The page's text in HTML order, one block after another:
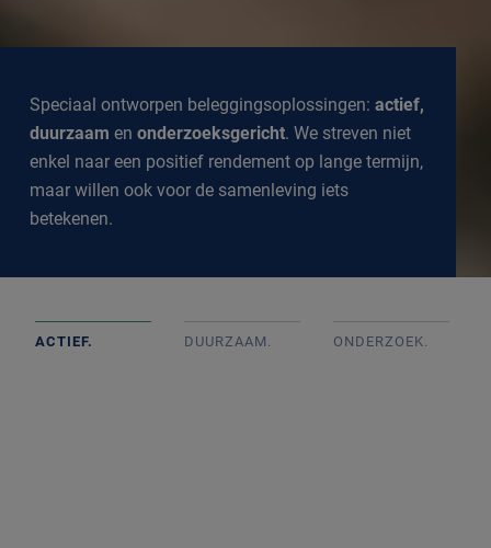
Speciaal ontworpen beleggingsoplossingen: actief,
duurzaam en onderzoeksgericht. We streven niet
enkel naar een positief rendement op lange termijn,
maar willen ook voor de samenleving iets
betekenen.
ACTIEF. DUURZAAM. ONDERZOEK.